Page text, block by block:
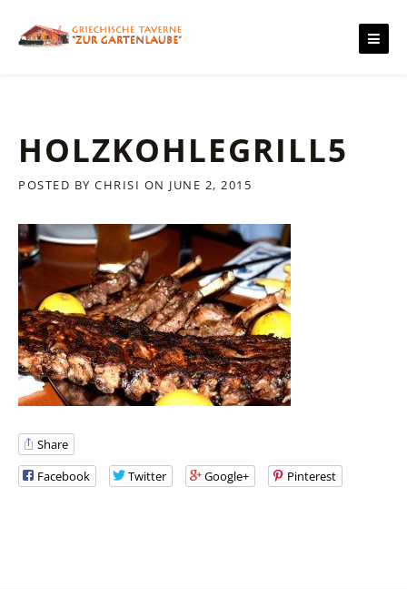
HOLZKOHLEGRILL5
POSTED BY CHRISI ON JUNE 2, 2015
Share
Facebook
Twitter Google+ Pinterest